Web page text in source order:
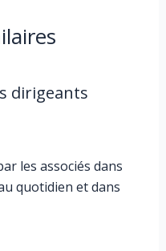
dirigeants
les associés dans
quotidien et dans